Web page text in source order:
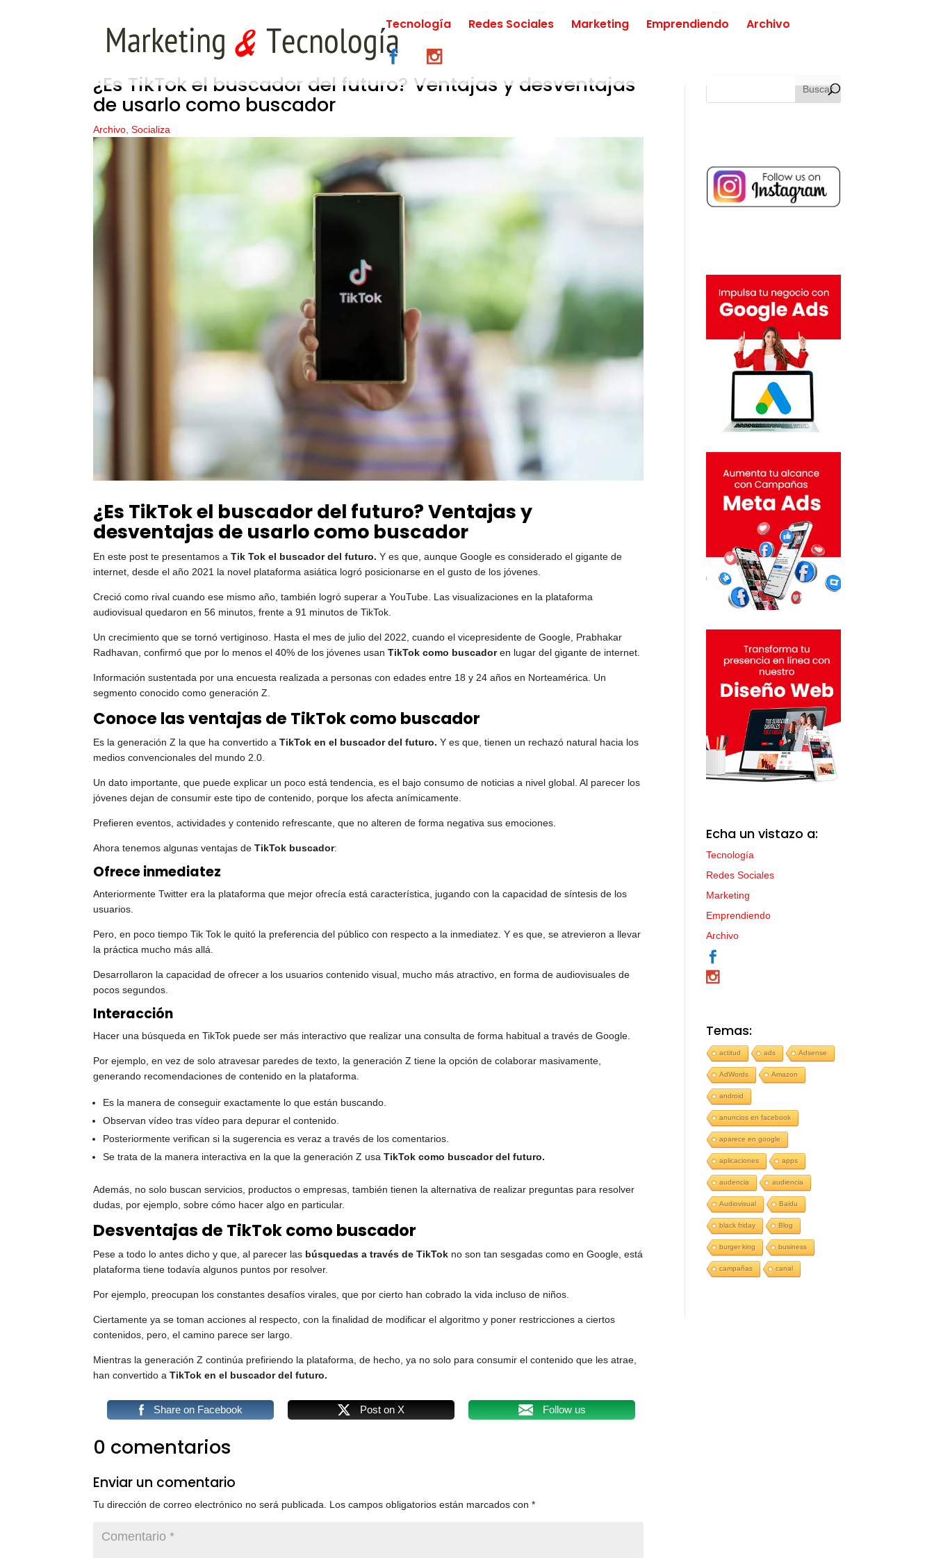
Tecnología Redes Sociales Marketing Emprendiendo Archivo
¿Es TikTok el buscador del futuro? Ventajas y desventajas
de usarlo como buscador
Archivo ,Socializa
¿Es TikTok el buscador del futuro? Ventajas y
desventajas de usarlo como buscador
En este post te presentamos aTik Tok el buscador del futuro. Y es que, aunque Google es considerado el gigante de
internet, desde el año 2021 la novel plataforma asiática logró posicionarse en el gusto de los jóvenes.
Creció como rival cuando ese mismo año, también logró superar a YouTube. Las visualizaciones en la plataforma
audiovisual quedaron en 56 minutos, frente a 91 minutos de TikTok.
Un crecimiento que se tornó vertiginoso. Hasta el mes de julio del 2022, cuando el vicepresidente de Google, Prabhakar
Radhavan, confirmó que por lo menos el 40% de los jóvenes usanTikTok como buscadoren lugar del gigante de internet.
Información sustentada por una encuesta realizada a personas con edades entre 18 y 24 años en Norteamérica. Un
segmento conocido como generación Z.
Conoce las ventajas de TikTok como buscador
Es la generación Z la que ha convertido aTikTok en el buscador del futuro.Y es que, tienen un rechazó natural hacia los
medios convencionales del mundo 2.0.
Un dato importante, que puede explicar un poco está tendencia, es el bajo consumo de noticias a nivel global. Al parecer los
jóvenes dejan de consumir este tipo de contenido, porque los afecta anímicamente.
Prefieren eventos, actividades y contenido refrescante, que no alteren de forma negativa sus emociones.
Ahora tenemos algunas ventajas deTikTok buscador:
Ofrece inmediatez
Anteriormente Twitter era la plataforma que mejor ofrecía está característica, jugando con la capacidad de síntesis de los
usuarios.
Pero, en poco tiempo Tik Tok le quitó la preferencia del público con respecto a la inmediatez. Y es que, se atrevieron a llevar
la práctica mucho más allá.
Desarrollaron la capacidad de ofrecer a los usuarios contenido visual, mucho más atractivo, en forma de audiovisuales de
pocos segundos.
Interacción
Hacer una búsqueda en TikTok puede ser más interactivo que realizar una consulta de forma habitual a través de Google.
Por ejemplo, en vez de solo atravesar paredes de texto, la generación Z tiene la opción de colaborar masivamente,
generando recomendaciones de contenido en la plataforma.
Es la manera de conseguir exactamente lo que están buscando.
Observan vídeo tras vídeo para depurar el contenido.
Posteriormente verifican si la sugerencia es veraz a través de los comentarios.
Se trata de la manera interactiva en la que la generación Z usaTikTok como buscador del futuro.
Además, no solo buscan servicios, productos o empresas, también tienen la alternativa de realizar preguntas para resolver
dudas, por ejemplo, sobre cómo hacer algo en particular.
Desventajas de TikTok como buscador
Pese a todo lo antes dicho y que, al parecer las búsquedas a través de TikTok no son tan sesgadas como en Google, está
plataforma tiene todavía algunos puntos por resolver.
Por ejemplo, preocupan los constantes desafíos virales, que por cierto han cobrado la vida incluso de niños.
Ciertamente ya se toman acciones al respecto, con la finalidad de modificar el algoritmo y poner restricciones a ciertos
contenidos, pero, el camino parece ser largo.
Mientras la generación Z continúa prefiriendo la plataforma, de hecho, ya no solo para consumir el contenido que les atrae,
han convertido aTikTok en el buscador del futuro.
Share on Facebook Post on X Follow us
0 comentarios
Enviar un comentario
Tu dirección de correo electrónico no será publicada. Los campos obligatorios están marcados con*
Echa un vistazo a:
Tecnología
Redes Sociales
Marketing
Emprendiendo
Archivo
Temas:
actitud ads Adsense
AdWords Amazon
android
anuncios en facebook
aparece en google
aplicaciones apps
audencia audiencia
Audiovisual Baidu
black friday Blog
burger king business
campañas canal